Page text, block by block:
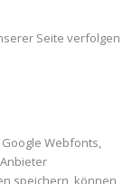
Seite verfolgen
Webfonts,